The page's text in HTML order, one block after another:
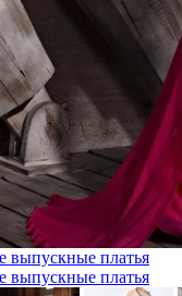
выпускные платья
выпускные платья